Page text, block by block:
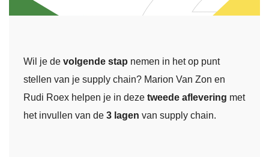
Wil je de volgende stap nemen in het op punt
stellen van je supply chain? Marion Van Zon en
Rudi Roex helpen je in deze tweede aflevering met
het invullen van de 3 lagen van supply chain.